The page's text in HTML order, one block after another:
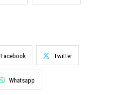
Facebook Twitter
Whatsapp